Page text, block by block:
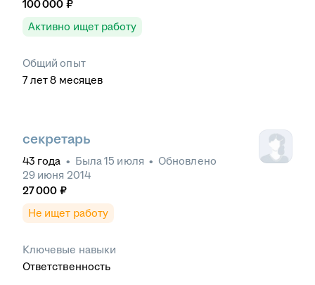
100 000 ₽
Активно ищет работу
Общий опыт
7лет 8 месяцев
секретарь
43 года • Была15 июля • Обновлено
29 июня 2014
27 000 ₽
Не ищет работу
Ключевые навыки
Ответственность